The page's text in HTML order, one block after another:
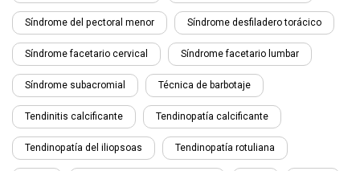
Síndrome del pectoral menor Síndrome desfiladero torácico
Síndrome facetario cervical Síndrome facetario lumbar
Síndrome subacromial Técnica de barbotaje
Tendinitis calcificante Tendinopatía calcificante
Tendinopatía del iliopsoas Tendinopatía rotuliana